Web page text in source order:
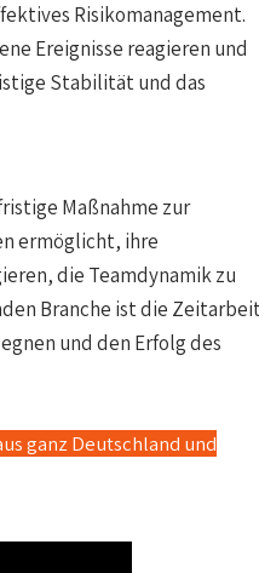
Risikomanagement.
Ereignisse reagieren und
Stabilität und das
Maßnahme zur
ermöglicht, ihre
die Teamdynamik zu
Branche ist die
und den Erfolg des
ganz Deutschland und